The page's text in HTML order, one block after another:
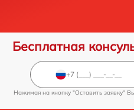
Бесплатная
Нажимая на кнопку "Оставить заявку"